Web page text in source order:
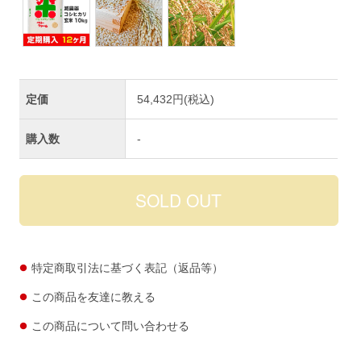
定価 54,432円(税込)
購入数 -
特定商取引法に基づく表記（返品等）
この商品を友達に教える
この商品について問い合わせる